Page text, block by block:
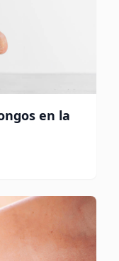
en la